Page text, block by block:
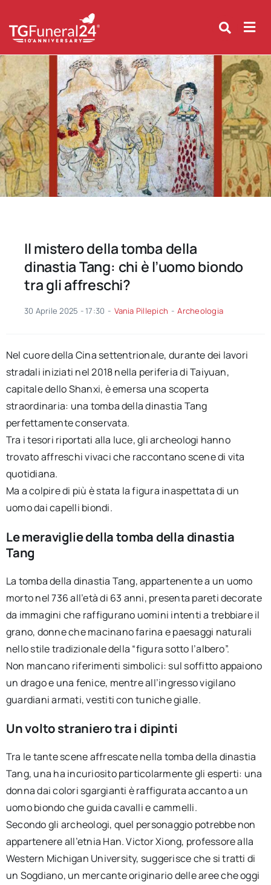
content
Il mistero della tomba della
dinastia Tang: chi è l’uomo biondo
tra gli affreschi?
30 Aprile 2025 - 17:30 - Vania Pillepich - Archeologia
Nel cuore della Cina settentrionale, durante dei lavori
stradali iniziati nel 2018 nella periferia di Taiyuan,
capitale dello Shanxi, è emersa una scoperta
straordinaria: una tomba della dinastia Tang
perfettamente conservata.
Tra i tesori riportati alla luce, gli archeologi hanno
trovato affreschi vivaci che raccontano scene di vita
quotidiana.
Ma a colpire di più è stata la figura inaspettata di un
uomo dai capelli biondi.
Le meraviglie della tomba della dinastia
Tang
La tomba della dinastia Tang, appartenente a un uomo
morto nel 736 all’età di 63 anni, presenta pareti decorate
da immagini che raffigurano uomini intenti a trebbiare il
grano, donne che macinano farina e paesaggi naturali
nello stile tradizionale della “figura sotto l’albero”.
Non mancano riferimenti simbolici: sul soffitto appaiono
un drago e una fenice, mentre all’ingresso vigilano
guardiani armati, vestiti con tuniche gialle.
Un volto straniero tra i dipinti
Tra le tante scene affrescate nella tomba della dinastia
Tang, una ha incuriosito particolarmente gli esperti: una
donna dai colori sgargianti è raffigurata accanto a un
uomo biondo che guida cavalli e cammelli.
Secondo gli archeologi, quel personaggio potrebbe non
appartenere all’etnia Han. Victor Xiong, professore alla
Western Michigan University, suggerisce che si tratti di
un Sogdiano, un mercante originario delle aree che oggi